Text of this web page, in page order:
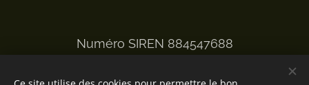
Numéro SIREN 884547688